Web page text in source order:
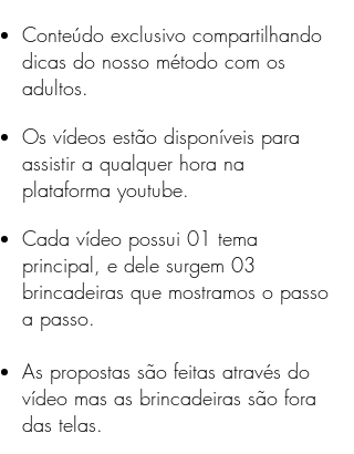
Conteúdo exclusivo compartilhando
dicas do nosso método com os
adultos.
Os vídeos estão disponíveis para
assistir a qualquer hora na
plataforma youtube.
Cada vídeo possui 01 tema
principal, e dele surgem 03
brincadeiras que mostramos o passo
a passo.
As propostas são feitas através do
vídeo mas as brincadeiras são fora
das telas.